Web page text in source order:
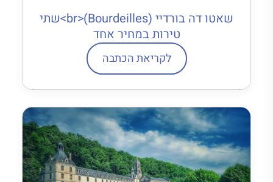
שאטו דה בורדיי (Bourdeilles)<br>שתי
טירות במחיר אחד
לקריאת הכתבה